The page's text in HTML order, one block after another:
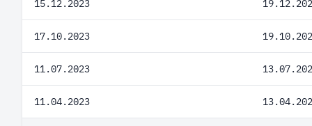
15.12.2023
17.10.2023
11.07.2023
11.04.2023